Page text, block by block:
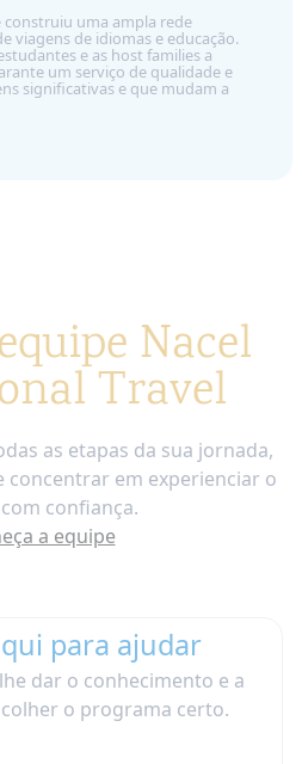
construiu uma ampla rede
viagens de idiomas e educação.
e as host families a
um serviço de qualidade e
significativas e que mudam a
Nacel
Travel
as etapas da sua jornada,
concentrar em experienciar o
confiança.
a equipe
para ajudar
dar o conhecimento e a
o programa certo.